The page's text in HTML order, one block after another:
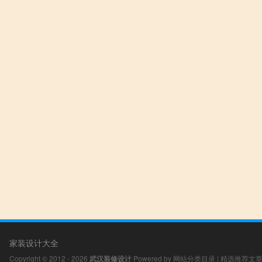
家装设计大全
Copyright © 2012 - 2026 武汉装修设计 Powered by 网站分类目录 | 精选推荐文章